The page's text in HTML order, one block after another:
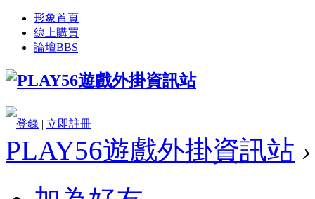
形象首頁
線上購買
論壇BBS
登錄 | 立即註冊
PLAY56遊戲外掛資訊站 ›